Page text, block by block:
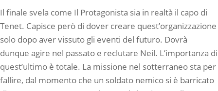
Il finale svela come Il Protagonista sia in realtà il capo di
Tenet. Capisce però di dover creare quest’organizzazione
solo dopo aver vissuto gli eventi del futuro. Dovrà
dunque agire nel passato e reclutare Neil. L’importanza di
quest’ultimo è totale. La missione nel sotterraneo sta per
fallire, dal momento che un soldato nemico si è barricato